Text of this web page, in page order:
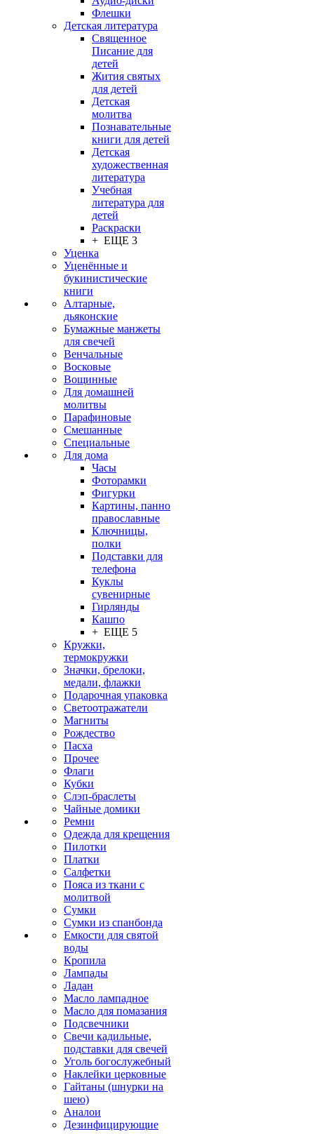
Флешки
Детская литература
Священное
Писание для
детей
Жития святых
для детей
Детская
молитва
Познавательные
книги для детей
Детская
художественная
литература
Учебная
литература для
детей
Раскраски
+ ЕЩЕ 3
Уценка
Уценённые и
букинистические
книги
Алтарные,
дьяконские
Бумажные манжеты
для свечей
Венчальные
Восковые
Вощинные
Для домашней
молитвы
Парафиновые
Смешанные
Специальные
Для дома
Часы
Фоторамки
Фигурки
Картины, панно
православные
Ключницы,
полки
Подставки для
телефона
Куклы
сувенирные
Гирлянды
Кашпо
+ ЕЩЕ 5
Кружки,
термокружки
Значки, брелоки,
медали, флажки
Подарочная упаковка
Светоотражатели
Магниты
Рождество
Пасха
Прочее
Флаги
Кубки
Слэп-браслеты
Чайные домики
Ремни
Одежда для крещения
Пилотки
Платки
Салфетки
Пояса из ткани с
молитвой
Сумки
Сумки из спанбонда
Емкости для святой
воды
Кропила
Лампады
Ладан
Масло лампадное
Масло для помазания
Подсвечники
Свечи кадильные,
подставки для свечей
Уголь богослужебный
Наклейки церковные
Гайтаны (шнурки на
шею)
Аналои
Дезинфицирующие